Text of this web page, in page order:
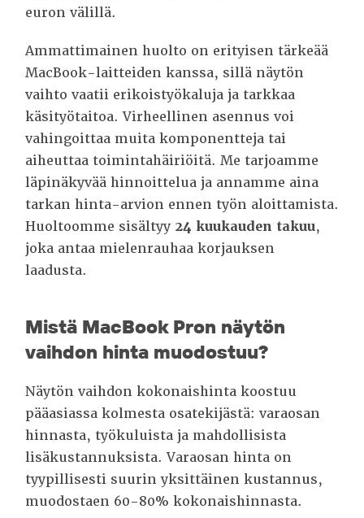
euron välillä.
Ammattimainen huolto on erityisen tärkeää
MacBook-laitteiden kanssa, sillä näytön
vaihto vaatii erikoistyökaluja ja tarkkaa
käsityötaitoa. Virheellinen asennus voi
vahingoittaa muita komponentteja tai
aiheuttaa toimintahäiriöitä. Me tarjoamme
läpinäkyvää hinnoittelua ja annamme aina
tarkan hinta-arvion ennen työn aloittamista.
Huoltoomme sisältyy 24 kuukauden takuu,
joka antaa mielenrauhaa korjauksen
laadusta.
Mistä MacBook Pron näytön
vaihdon hinta muodostuu?
Näytön vaihdon kokonaishinta koostuu
pääasiassa kolmesta osatekijästä: varaosan
hinnasta, työkuluista ja mahdollisista
lisäkustannuksista. Varaosan hinta on
tyypillisesti suurin yksittäinen kustannus,
muodostaen 60-80% kokonaishinnasta.